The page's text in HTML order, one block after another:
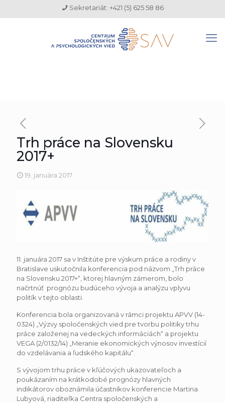
Sekretariát: +421 (5) 625 58 86
Trh práce na Slovensku
2017+
19. januára 2017
11. januára 2017 sa v Inštitúte pre výskum práce a rodiny v
Bratislave uskutočnila konferencia pod názvom „Trh práce
na Slovensku 2017+“, ktorej hlavným zámerom, bolo
načrtnúť prognózu budúceho vývoja a analýzu vplyvu
politík v tejto oblasti.
Konferencia bola organizovaná v rámci projektu APVV (14-
0324) „Výzvy spoločenských vied pre tvorbu politiky trhu
práce založenej na vedeckých informáciách“ a projektu
VEGA (2/0132/14) „Meranie ekonomických výnosov investícií
do vzdelávania a ľudského kapitálu“.
S vývojom trhu práce v kľúčových ukazovateľoch a
poukázaním na krátkodobé prognózy hlavných
indikátorov oboznámila účastníkov konferencie Martina
Lubyová, riaditeľka Centra spoločenských a